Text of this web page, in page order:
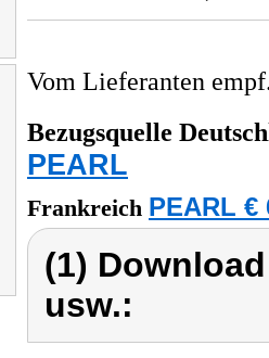
Vom Lieferanten
Bezugsquelle
PEARL
Frankreich PEARL €
(1)
usw.: